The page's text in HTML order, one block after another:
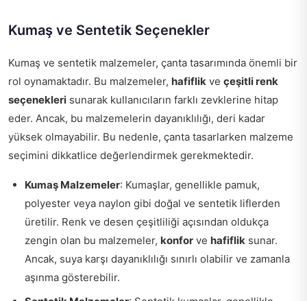
Kumaş ve Sentetik Seçenekler
Kumaş ve sentetik malzemeler, çanta tasarımında önemli bir
rol oynamaktadır. Bu malzemeler, hafiflik ve çeşitli renk
seçenekleri sunarak kullanıcıların farklı zevklerine hitap
eder. Ancak, bu malzemelerin dayanıklılığı, deri kadar
yüksek olmayabilir. Bu nedenle, çanta tasarlarken malzeme
seçimini dikkatlice değerlendirmek gerekmektedir.
Kumaş Malzemeler: Kumaşlar, genellikle pamuk,
polyester veya naylon gibi doğal ve sentetik liflerden
üretilir. Renk ve desen çeşitliliği açısından oldukça
zengin olan bu malzemeler, konfor ve hafiflik sunar.
Ancak, suya karşı dayanıklılığı sınırlı olabilir ve zamanla
aşınma gösterebilir.